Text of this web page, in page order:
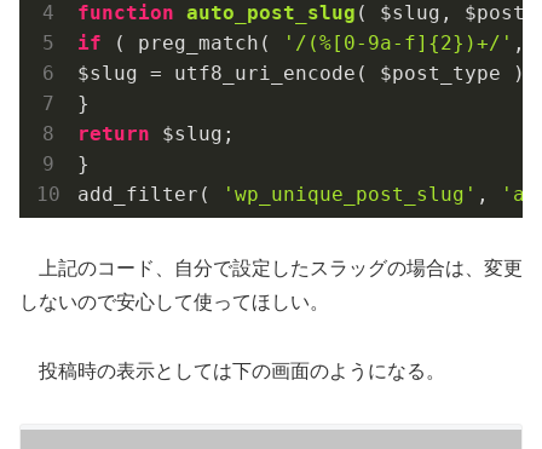
function auto_post_slug ( $slug,
if ( preg_match( '/(%[0-9a-f]{2})+/' ,
$slug = utf8_uri_encode( $post_type
}
return $slug;
}
add_filter(
'wp_unique_post_slug' ,
上記のコード、自分で設定したスラッグの場合は、変更
しないので安心して使ってほしい。
投稿時の表示としては下の画面のようになる。